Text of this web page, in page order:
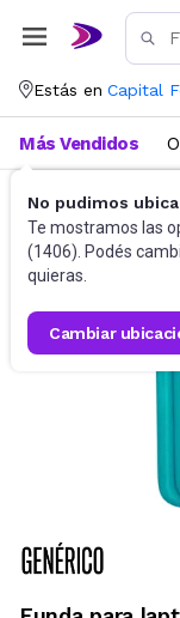
Estás en Capital
No pudimos
Te mostramos las
(1406). Podés
quieras.
cambiar
Más Vendidos
Accesorios de